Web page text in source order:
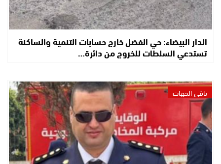
الدار البيضاء: حي الفضل خارج حسابات التنمية والساكنة
تستدعي السلطات للخروج من دائرة…
باقي الجهات